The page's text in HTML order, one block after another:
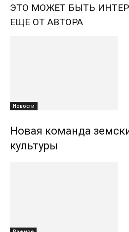
ЭТО МОЖЕТ БЫТЬ
ЕЩЕ ОТ АВТОРА
Новости
Новая команда
культуры